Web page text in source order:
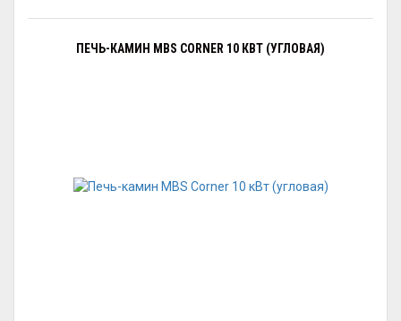
ПЕЧЬ-КАМИН MBS CORNER 10 КВТ (УГЛОВАЯ)